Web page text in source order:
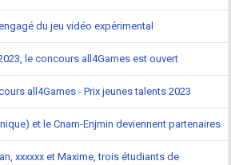
du jeu vidéo expérimental
le concours all4Games est ouvert
all4Games - Prix jeunes talents 2023
et le Cnam-Enjmin deviennent partenaires
xxxxxx et Maxime, trois étudiants de